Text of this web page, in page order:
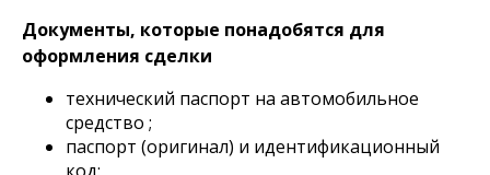
Документы, которые понадобятся для
оформления сделки
технический паспорт на автомобильное
средство ;
паспорт (оригинал) и идентификационный